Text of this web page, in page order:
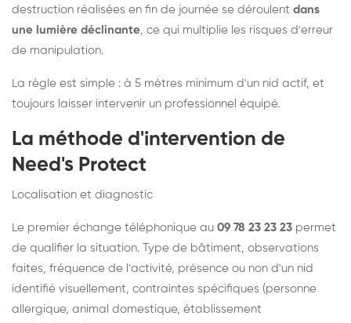
destruction réalisées en fin de journée se déroulent dans
une lumière déclinante, ce qui multiplie les risques d'erreur
de manipulation.
La règle est simple : à 5 mètres minimum d'un nid actif, et
toujours laisser intervenir un professionnel équipé.
La méthode d'intervention de
Need's Protect
Localisation et diagnostic
Le premier échange téléphonique au 09 78 23 23 23 permet
de qualifier la situation. Type de bâtiment, observations
faites, fréquence de l'activité, présence ou non d'un nid
identifié visuellement, contraintes spécifiques (personne
allergique, animal domestique, établissement